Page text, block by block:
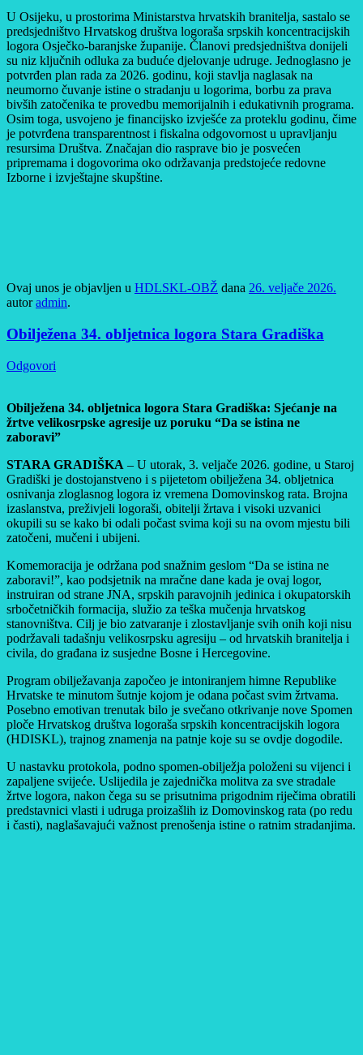
U Osijeku, u prostorima Ministarstva hrvatskih branitelja, sastalo se
predsjedništvo Hrvatskog društva logoraša srpskih koncentracijskih
logora Osječko-baranjske županije. Članovi predsjedništva donijeli
su niz ključnih odluka za buduće djelovanje udruge. Jednoglasno je
potvrđen plan rada za 2026. godinu, koji stavlja naglasak na
neumorno čuvanje istine o stradanju u logorima, borbu za prava
bivših zatočenika te provedbu memorijalnih i edukativnih programa.
Osim toga, usvojeno je financijsko izvješće za proteklu godinu, čime
je potvrđena transparentnost i fiskalna odgovornost u upravljanju
resursima Društva. Značajan dio rasprave bio je posvećen
pripremama i dogovorima oko održavanja predstojeće redovne
Izborne i izvještajne skupštine.
Ovaj unos je objavljen u HDLSKL-OBŽ dana 26. veljače 2026.
autoradmin.
Obilježena 34. obljetnica logora Stara Gradiška
Odgovori
Obilježena 34. obljetnica logora Stara Gradiška: Sjećanje na
žrtve velikosrpske agresije uz poruku “Da se istina ne
zaboravi”
STARA GRADIŠKA – U utorak, 3. veljače 2026. godine, u Staroj
Gradiški je dostojanstveno i s pijetetom obilježena 34. obljetnica
osnivanja zloglasnog logora iz vremena Domovinskog rata. Brojna
izaslanstva, preživjeli logoraši, obitelji žrtava i visoki uzvanici
okupili su se kako bi odali počast svima koji su na ovom mjestu bili
zatočeni, mučeni i ubijeni.
Komemoracija je održana pod snažnim geslom “Da se istina ne
zaboravi!”, kao podsjetnik na mračne dane kada je ovaj logor,
instruiran od strane JNA, srpskih paravojnih jedinica i okupatorskih
srbočetničkih formacija, služio za teška mučenja hrvatskog
stanovništva. Cilj je bio zatvaranje i zlostavljanje svih onih koji nisu
podržavali tadašnju velikosrpsku agresiju – od hrvatskih branitelja i
civila, do građana iz susjedne Bosne i Hercegovine.
Program obilježavanja započeo je intoniranjem himne Republike
Hrvatske te minutom šutnje kojom je odana počast svim žrtvama.
Posebno emotivan trenutak bilo je svečano otkrivanje nove Spomen
ploče Hrvatskog društva logoraša srpskih koncentracijskih logora
(HDISKL), trajnog znamenja na patnje koje su se ovdje dogodile.
U nastavku protokola, podno spomen-obilježja položeni su vijenci i
zapaljene svijeće. Uslijedila je zajednička molitva za sve stradale
žrtve logora, nakon čega su se prisutnima prigodnim riječima obratili
predstavnici vlasti i udruga proizašlih iz Domovinskog rata (po redu
i časti), naglašavajući važnost prenošenja istine o ratnim stradanjima.